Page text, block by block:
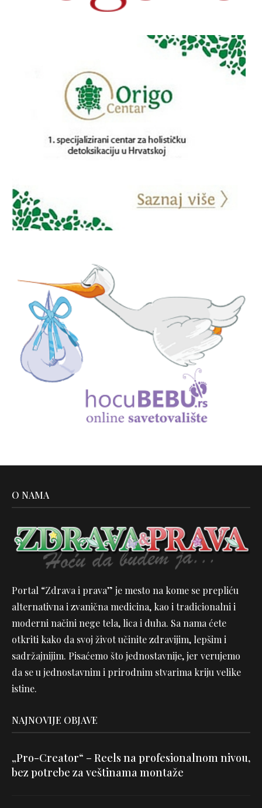
O NAMA
Portal “Zdrava i prava” je mesto na kome se prepliću
alternativna i zvanična medicina, kao i tradicionalni i
moderni načini nege tela, lica i duha. Sa nama ćete
otkriti kako da svoj život učinite zdravijim, lepšim i
sadržajnijim. Pisaćemo što jednostavnije, jer verujemo
da se u jednostavnim i prirodnim stvarima kriju velike
istine.
NAJNOVIJE OBJAVE
„Pro-Creator“ – Reels na profesionalnom nivou,
bez potrebe za veštinama montaže